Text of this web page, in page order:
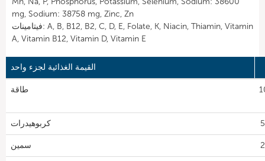
mg, Sodium: 38758 mg, Zinc, Zn
فيتامينات: A, B, B12, B2, C, D, E, Folate, K, Niacin, Thiamin, Vitamin
A, Vitamin B12, Vitamin D, Vitamin E
القيمة الغذائية لجزء واحد
طاقة
كربوهيدرات
سمين